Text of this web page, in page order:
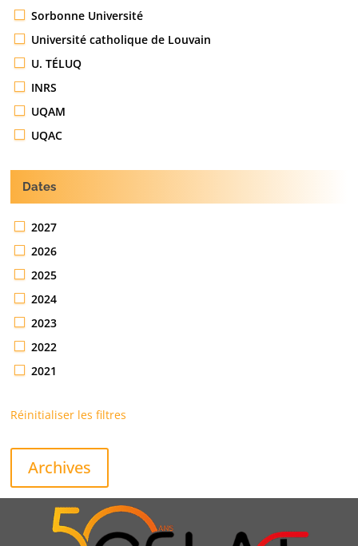
Sorbonne Université
Université catholique de Louvain
U. TÉLUQ
INRS
UQAM
UQAC
Dates
2027
2026
2025
2024
2023
2022
2021
Réinitialiser les filtres
Archives